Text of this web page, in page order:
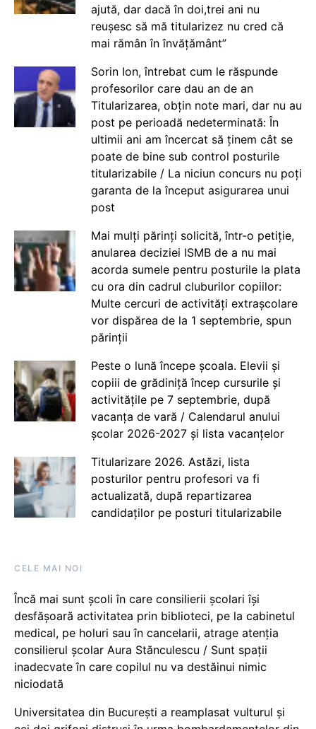
ajută, dar dacă în doi,trei ani nu
reușesc să mă titularizez nu cred că
mai rămân în învățământ”
Sorin Ion, întrebat cum le răspunde
profesorilor care dau an de an
Titularizarea, obțin note mari, dar nu au
post pe perioadă nedeterminată: În
ultimii ani am încercat să ținem cât se
poate de bine sub control posturile
titularizabile / La niciun concurs nu poți
garanta de la început asigurarea unui
post
Mai mulți părinți solicită, într-o petiție,
anularea deciziei ISMB de a nu mai
acorda sumele pentru posturile la plata
cu ora din cadrul cluburilor copiilor:
Multe cercuri de activități extrașcolare
vor dispărea de la 1 septembrie, spun
părinții
Peste o lună începe școala. Elevii și
copiii de grădiniță încep cursurile și
activitățile pe 7 septembrie, după
vacanța de vară / Calendarul anului
școlar 2026-2027 și lista vacanțelor
Titularizare 2026. Astăzi, lista
posturilor pentru profesori va fi
actualizată, după repartizarea
candidaților pe posturi titularizabile
CELE MAI NOI
Încă mai sunt școli în care consilierii școlari își
desfășoară activitatea prin biblioteci, pe la cabinetul
medical, pe holuri sau în cancelarii, atrage atenția
consilierul școlar Aura Stănculescu / Sunt spații
inadecvate în care copilul nu va destăinui nimic
niciodată
Universitatea din București a reamplasat vulturul și